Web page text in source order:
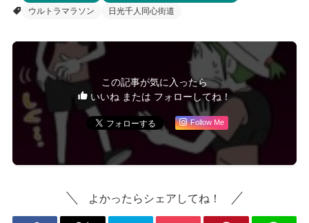
ウルトラマラソン
日光千人同心街道
この記事が気に入ったら
いいね または フォローしてね！
Follow Me
よかったらシェアしてね！